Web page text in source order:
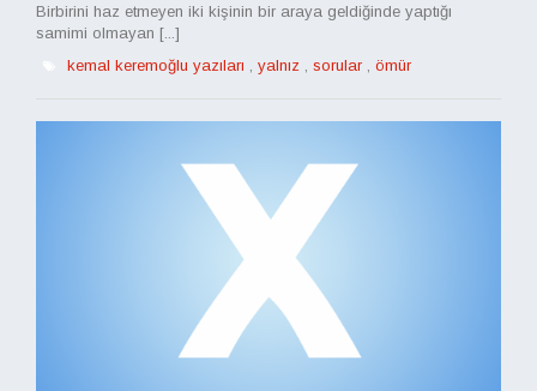
Birbirini haz etmeyen iki kişinin bir araya geldiğinde yaptığı
samimi olmayan [...]
kemal keremoğlu yazıları
yalnız sorular, ömür